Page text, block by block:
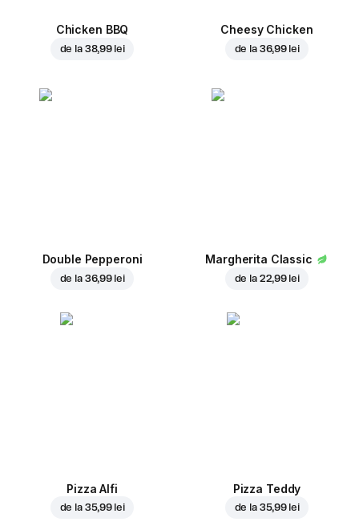
Chicken BBQ
de la 38,99 lei
Cheesy Chicken
de la 36,99 lei
Double Pepperoni
de la 36,99 lei
Margherita Classic
de la 22,99 lei
Pizza Alfi
de la 35,99 lei
Pizza Teddy
de la 35,99 lei